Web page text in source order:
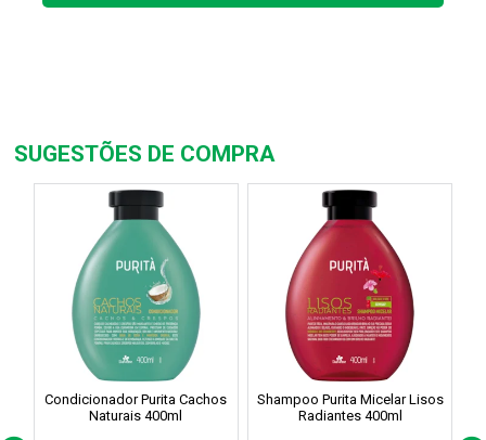
SUGESTÕES DE COMPRA
Condicionador Purita Cachos
Naturais 400ml
Shampoo Purita Micelar Lisos
Radiantes 400ml